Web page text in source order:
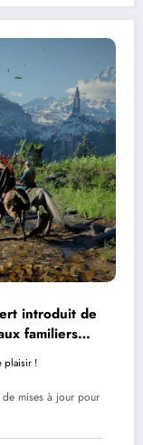
introduit de
familiers…
!
plaisir !
de mises à jour pour